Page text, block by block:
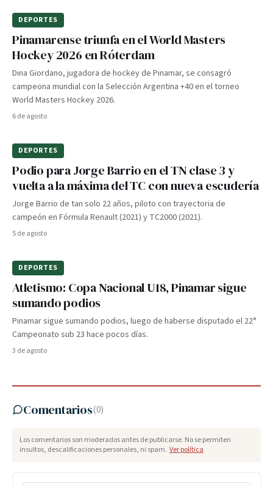
DEPORTES
Pinamarense triunfa en el World Masters
Hockey 2026 en Róterdam
Dina Giordano, jugadora de hockey de Pinamar, se consagró
campeona mundial con la Selección Argentina +40 en el torneo
World Masters Hockey 2026.
6 de agosto
DEPORTES
Podio para Jorge Barrio en el TN clase 3 y
vuelta a la máxima del TC con nueva escudería
Jorge Barrio de tan solo 22 años, piloto con trayectoria de
campeón en Fórmula Renault (2021) y TC2000 (2021).
5 de agosto
DEPORTES
Atletismo: Copa Nacional U18, Pinamar sigue
sumando podios
Pinamar sigue sumando podios, luego de haberse disputado el 22°
Campeonato sub 23 hace pocos días.
3 de agosto
Comentarios(0)
Los comentarios son moderados antes de publicarse. No se permiten
insultos, descalificaciones personales, ni spam. Ver política